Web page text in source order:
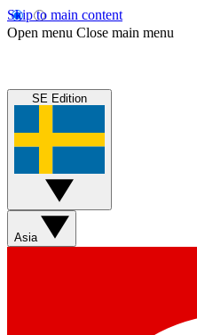
Skip to main content
Open menu Close main menu
SE Edition
Asia